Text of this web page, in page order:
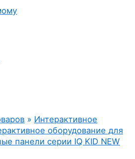
» Интерактивное
оборудование для
панели серии IQ KID NEW